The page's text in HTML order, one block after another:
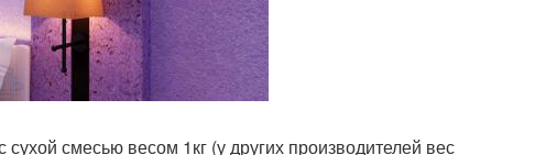
смесью весом 1кг (у других производителей вес